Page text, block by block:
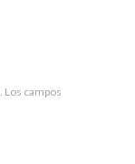
Los campos